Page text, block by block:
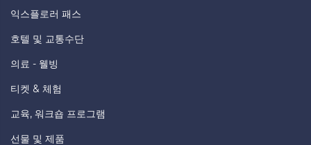
익스플로러 패스
호텔 및 교통수단
의료 - 웰빙
티켓 & 체험
교육, 워크숍 프로그램
선물 및 제품